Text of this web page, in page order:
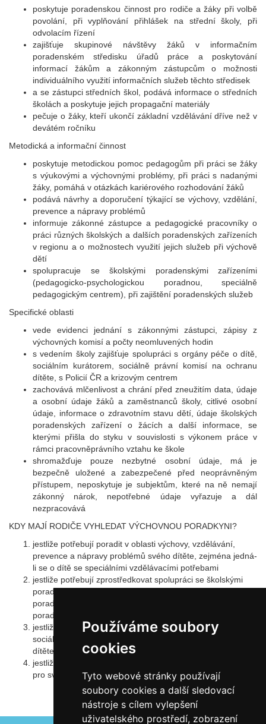
Používáme soubory
cookies
Tyto webové stránky používají
soubory cookies a další sledovací
nástroje s cílem vylepšení
uživatelského prostředí, zobrazení
poskytuje poradenskou činnost pro rodiče a žáky při volbě
povolání, při vyplňování přihlášek na střední školy, při
odvolacím řízení
zajišťuje skupinové návštěvy žáků v informačním
poradenském středisku úřadů práce a poskytování
informací žákům a zákonným zástupcům o možnosti
individuálního využití informačních služeb těchto středisek
a se zástupci středních škol, podává informace o středních
školách a poskytuje jejich propagační materiály
pečuje o žáky, kteří ukončí základní vzdělávání dříve než v
devátém ročníku
Metodická a informační činnost
poskytuje metodickou pomoc pedagogům při práci se žáky
s výukovými a výchovnými problémy, při práci s nadanými
žáky, pomáhá v otázkách kariérového rozhodování žáků
podává návrhy a doporučení týkající se výchovy, vzdělání,
prevence a nápravy problémů
informuje zákonné zástupce a pedagogické pracovníky o
práci různých školských a dalších poradenských zařízeních
v regionu a o možnostech využití jejich služeb při výchově
dětí
spolupracuje se školskými poradenskými zařízeními
(pedagogicko-psychologickou poradnou, speciálně
pedagogickým centrem), při zajištění poradenských služeb
Specifické oblasti
vede evidenci jednání s zákonnými zástupci, zápisy z
výchovných komisí a počty neomluvených hodin
s vedením školy zajišťuje spolupráci s orgány péče o dítě,
sociálním kurátorem, sociálně právní komisí na ochranu
dítěte, s Policií ČR a krizovým centrem
zachovává mlčenlivost a chrání před zneužitím data, údaje
a osobní údaje žáků a zaměstnanců školy, citlivé osobní
údaje, informace o zdravotním stavu dětí, údaje školských
poradenských zařízení o žácích a další informace, se
kterými přišla do styku v souvislosti s výkonem práce v
rámci pracovněprávního vztahu ke škole
shromažďuje pouze nezbytné osobní údaje, má je
bezpečně uložené a zabezpečené před neoprávněným
přístupem, neposkytuje je subjektům, které na ně nemají
zákonný nárok, nepotřebné údaje vyřazuje a dál
nezpracovává
KDY MAJÍ RODIČE VYHLEDAT VÝCHOVNOU PORADKYNI?
jestliže potřebují poradit v oblasti výchovy, vzdělávání,
prevence a nápravy problémů svého dítěte, zejména jedná-
li se o dítě se speciálními vzdělávacími potřebami
jestliže potřebují zprostředkovat spolupráci se školskými
poradenskými zařízeními (pedagogicko-psychologickou
poradnou, speciálně pedagogickým centrem), při zajištění
poradenských služeb
jestliže potřebují spolupracovat s orgány péče o dítě,
sociálním kurátorem, sociálně právní komisí na ochranu
dítěte a Policií ČR.
jestliže potřebují poradit s výběrem povolání a střední školy
pro své dítě
Autor Antonín Šerý